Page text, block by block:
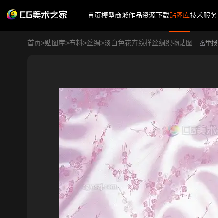
首页模型商城作品资源下载贴图库技术服务
首页>贴图库>布料>丝绸>淡白色花卉纹样丝绸织物贴图 举报